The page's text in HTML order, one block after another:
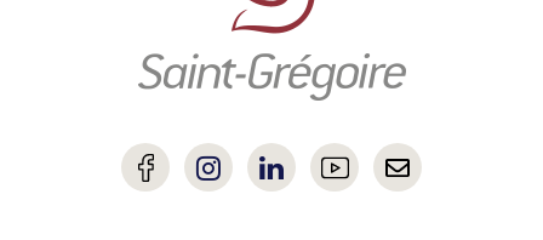
Lien Lien
vers
Lien Lien Nous